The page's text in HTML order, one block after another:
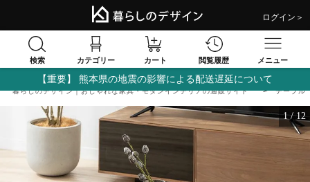
ログイン＞
検索 カテゴリー カート 閲覧履歴 メニュー
【重要】 熊本県の地震の影響による配送遅延について
暮らしのデザイン｜おしゃれな家具・モダンインテリアの通販サイト テーブル
1 / 12